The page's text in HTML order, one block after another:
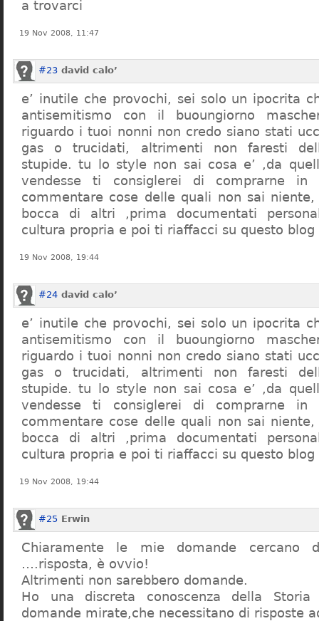
a trovarci
19 Nov 2008, 11:47
#23 david calo’
e’ inutile che provochi, sei solo un ipocrita
antisemitismo con il buoungiorno
riguardo i tuoi nonni non credo siano stati
gas o trucidati, altrimenti non faresti
stupide. tu lo style non sai cosa e’ ,da
vendesse ti consiglerei di comprarne in
commentare cose delle quali non sai
bocca di altri ,prima documentati
cultura propria e poi ti riaffacci su questo blog
19 Nov 2008, 19:44
#24 david calo’
e’ inutile che provochi, sei solo un ipocrita
antisemitismo con il buoungiorno
riguardo i tuoi nonni non credo siano stati
gas o trucidati, altrimenti non faresti
stupide. tu lo style non sai cosa e’ ,da
vendesse ti consiglerei di comprarne in
commentare cose delle quali non sai
bocca di altri ,prima documentati
cultura propria e poi ti riaffacci su questo blog
19 Nov 2008, 19:44
#25 Erwin
Chiaramente le mie domande cercano
….risposta, è ovvio!
Altrimenti non sarebbero domande.
Ho una discreta conoscenza della
domande mirate,che necessitano di risposte